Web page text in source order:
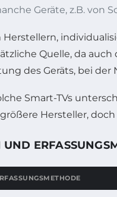
Geräte, z.B.
Herstellern,
Quelle, da
des Geräts, bei
Smart-TVs
Hersteller,